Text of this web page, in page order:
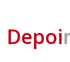
Depoi